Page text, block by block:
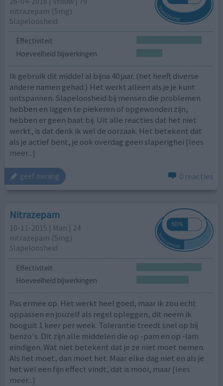
nitrazepam (5mg)
Slapeloosheid
Effectiviteit
Hoeveelheid bijwerkingen
Ik gebruik dit middel al bijna 40 jaar. (het heeft diverse
andere namen gehad.) Het werkt alleen als je je kunt
ontspannen. Slapeloosheid bij mensen die problemen
hebben en liggen te piekeren of opgewonden zijn,
hebben er geen baat bij. Uit alle reacties dat het niet
werkt, is dat denk ik wel de oorzaak. Het betekent dat
als je actief bent, je ook overdag geen slaperighei [lees
meer...]
geef mening 0 reacties
Nitrazepam
10-11-2015 | Man | 24
nitrazepam (5mg)
Slapeloosheid
Effectiviteit
Hoeveelheid bijwerkingen
Pas ermee op. Het werkt heel goed, maar ik zou echt
oppassen en jouzelf als regel opleggen, dit neem ik
hooguit 1 keer per week. Tolerantie treedt snel op bij
benzo's. Dit zijn alle middelen die op -pam en op -lam
eindigen. Wat niet betekent dat je ze niet moet nemen.
Als het moet, dan moet het. Maar elke dag niet en als je
het wel een fijn effect vindt, dat is mooi, maar [lees
meer...]